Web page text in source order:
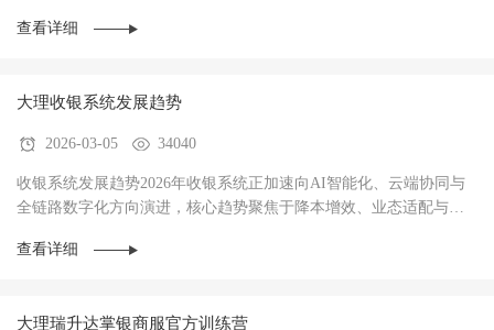
查看详细
大理收银系统发展趋势
2026-03-05 34040
收银系统发展趋势2026年收银系统正加速向AI智能化、云端协同与
全链路数字化方向演进，核心趋势聚焦于‌降本增效、业态适配与数
查看详细
大理瑞升达掌银商服官方训练营